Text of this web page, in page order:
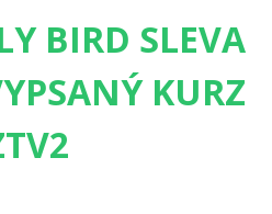
BIRD SLEVA
KURZ